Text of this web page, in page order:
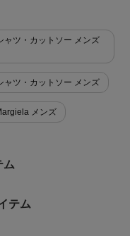
ャツ・カットソー メンズ
ャツ・カットソー メンズ
メンズ
ム
テム